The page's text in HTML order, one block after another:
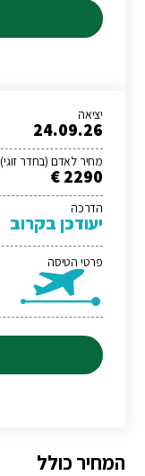
יציאה
24.09.26
מחיר לאדם (בחדר זוגי)
2290 €
הדרכה
יעודכן בקרוב
פרטי הטיסה
המחיר כולל